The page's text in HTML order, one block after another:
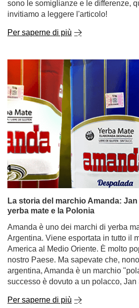
sono le somiglianze e le differenze,
invitiamo a leggere l'articolo!
Per saperne di più
La storia del marchio Amanda:
yerba mate e la Polonia
Amanda è uno dei marchi di yerba
Argentina. Viene esportata in tutto il
America al Medio Oriente. È molto
nostro Paese. Ma sapevate che,
argentina, Amanda è un marchio
successo è dovuto a un polacco, Jan
Per saperne di più